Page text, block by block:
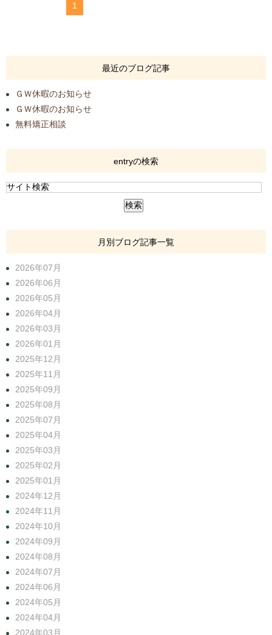
1
最近のブログ記事
ＧＷ休暇のお知らせ
ＧＷ休暇のお知らせ
無料矯正相談
entryの検索
月別ブログ記事一覧
2026年07月
2026年06月
2026年05月
2026年04月
2026年03月
2026年01月
2025年12月
2025年11月
2025年09月
2025年08月
2025年07月
2025年04月
2025年03月
2025年02月
2025年01月
2024年12月
2024年11月
2024年10月
2024年09月
2024年08月
2024年07月
2024年06月
2024年05月
2024年04月
2024年03月